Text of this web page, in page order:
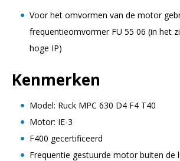
Voor het omvormen van de motor
frequentieomvormer FU 55 06 (in het
hoge IP)
Kenmerken
Model: Ruck MPC 630 D4 F4 T40
Motor: IE-3
F400 gecertificeerd
Frequentie gestuurde motor buiten de